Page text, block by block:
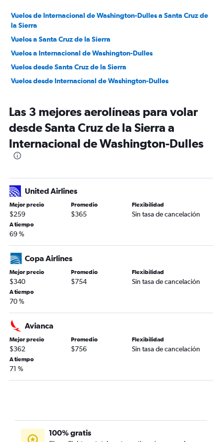
Vuelos de Internacional de Washington-Dulles a Santa Cruz de
la Sierra
Vuelos a Santa Cruz de la Sierra
Vuelos a Internacional de Washington-Dulles
Vuelos desde Santa Cruz de la Sierra
Vuelos desde Internacional de Washington-Dulles
Las 3 mejores aerolíneas para volar
desde Santa Cruz de la Sierra a
Internacional de Washington-Dulles
United Airlines
Mejor precio
$259
Promedio
$365
Flexibilidad
Sin tasa de cancelación
A tiempo
69 %
Copa Airlines
Mejor precio
$340
Promedio
$754
Flexibilidad
Sin tasa de cancelación
A tiempo
70 %
Avianca
Mejor precio
$362
Promedio
$756
Flexibilidad
Sin tasa de cancelación
A tiempo
71 %
100% gratis